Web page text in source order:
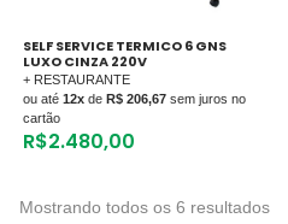
SELF SERVICE TERMICO 6 GNS
LUXO CINZA 220V
+ RESTAURANTE
ou até 12xde R$ 206,67sem juros no
cartão
R$2.480,00
Mostrando todos os 6 resultados